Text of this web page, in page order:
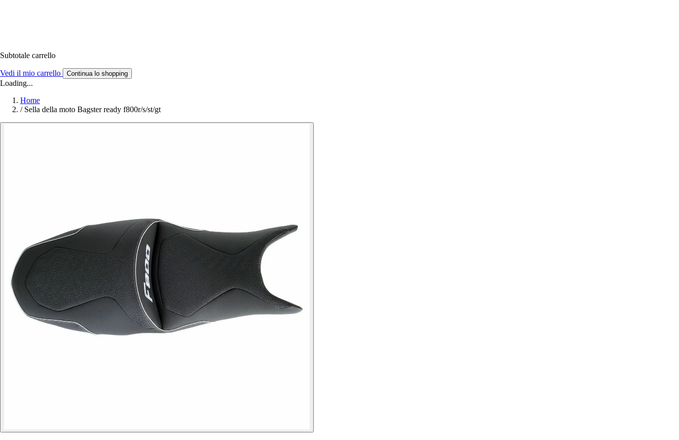
Subtotale carrello
Vedi il mio carrello Continua lo shopping
Loading...
Home
/ Sella della moto Bagster ready f800r/s/st/gt